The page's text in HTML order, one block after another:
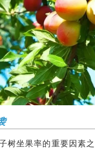
坐果率的重要因素之